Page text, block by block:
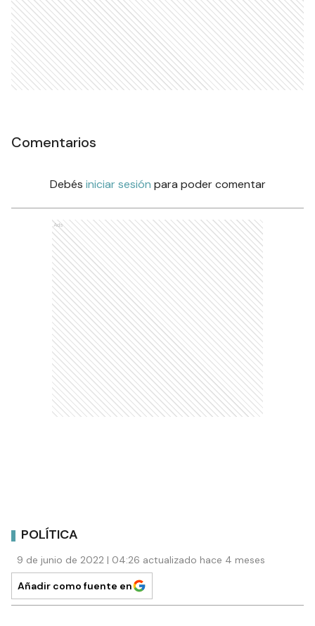
Comentarios
Debés iniciar sesión para poder comentar
Ads
POLÍTICA
9 de junio de 2022 | 04:26 actualizado hace 4 meses
Añadir como fuente en